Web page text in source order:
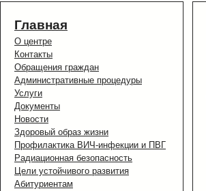
Главная
О центре
Контакты
Обращения граждан
Административные процедуры
Услуги
Документы
Новости
Здоровый образ жизни
Профилактика ВИЧ-инфекции и ПВГ
Радиационная безопасность
Цели устойчивого развития
Абитуриентам